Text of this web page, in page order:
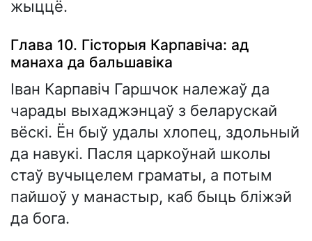
жыццё.
Глава 10. Гісторыя Карпавіча: ад
манаха да бальшавіка
Іван Карпавіч Гаршчок належаў да
чарады выхаджэнцаў з беларускай
вёскі. Ён быў удалы хлопец, здольный
да навукі. Пасля царкоўнай школы
стаў вучыцелем граматы, а потым
пайшоў у манастыр, каб быць бліжэй
да бога.